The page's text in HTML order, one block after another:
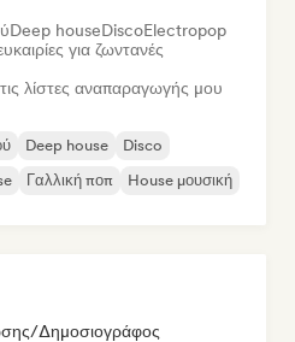
Deep houseDiscoElectropop
για ζωντανές
λίστες αναπαραγωγής μου
Deep house
Disco
Γαλλική ποπ House μουσική
Δημοσιογράφος